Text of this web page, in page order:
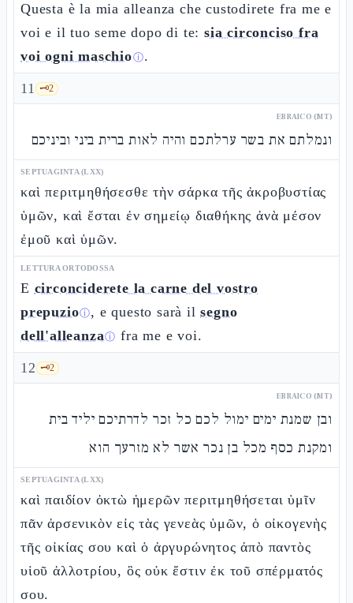
Questa è la mia alleanza che custodirete fra me e
voi e il tuo seme dopo di te:sia circonciso fra
voi ogni maschioⓘ.
11 🗝️2
EBRAICO (MT)
ונמלתם את בשר ערלתכם והיה לאות ברית ביני וביניכם
SEPTUAGINTA (LXX)
καὶ περιτμηθήσεσθε τὴν σάρκα τῆς ἀκροβυστίας
ὑμῶν, καὶ ἔσται ἐν σημείῳ διαθήκης ἀνὰ μέσον
ἐμοῦ καὶ ὑμῶν.
LETTURA ORTODOSSA
E circonciderete la carne del vostro
prepuzioⓘ, e questo sarà ilsegno
dell'alleanzaⓘ fra me e voi.
12 🗝️2
EBRAICO (MT)
ובן שמנת ימים ימול לכם כל זכר לדרתיכם יליד בית
ומקנת כסף מכל בן נכר אשר לא מזרעך הוא
SEPTUAGINTA (LXX)
καὶ παιδίον ὀκτὼ ἡμερῶν περιτμηθήσεται ὑμῖν
πᾶν ἀρσενικὸν εἰς τὰς γενεὰς ὑμῶν, ὁ οἰκογενὴς
τῆς οἰκίας σου καὶ ὁ ἀργυρώνητος ἀπὸ παντὸς
υἱοῦ ἀλλοτρίου, ὃς οὐκ ἔστιν ἐκ τοῦ σπέρματός
σου.